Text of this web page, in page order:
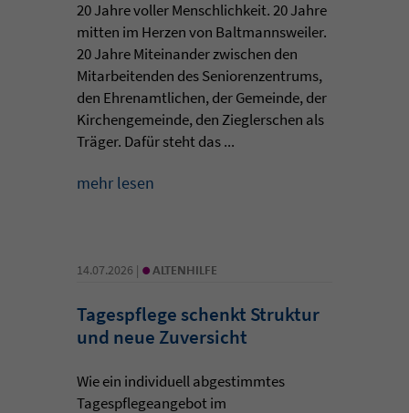
20 Jahre voller Menschlichkeit. 20 Jahre
mitten im Herzen von Baltmannsweiler.
20 Jahre Miteinander zwischen den
Mitarbeitenden des Seniorenzentrums,
den Ehrenamtlichen, der Gemeinde, der
Kirchengemeinde, den Zieglerschen als
Träger. Dafür steht das ...
mehr lesen
14.07.2026 | • ALTENHILFE
Tagespflege schenkt Struktur
und neue Zuversicht
Wie ein individuell abgestimmtes
Tagespflegeangebot im